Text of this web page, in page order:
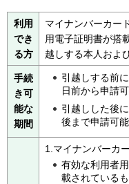
利用
でき
る方
マイナンバーカー
用電子証明書が搭
越しする本人およ
手続
き可
能な
期間
引越しする前
日前から申請
引越しした後
後まで申請可能
1.マイナンバーカ
有効な利用者
載されている